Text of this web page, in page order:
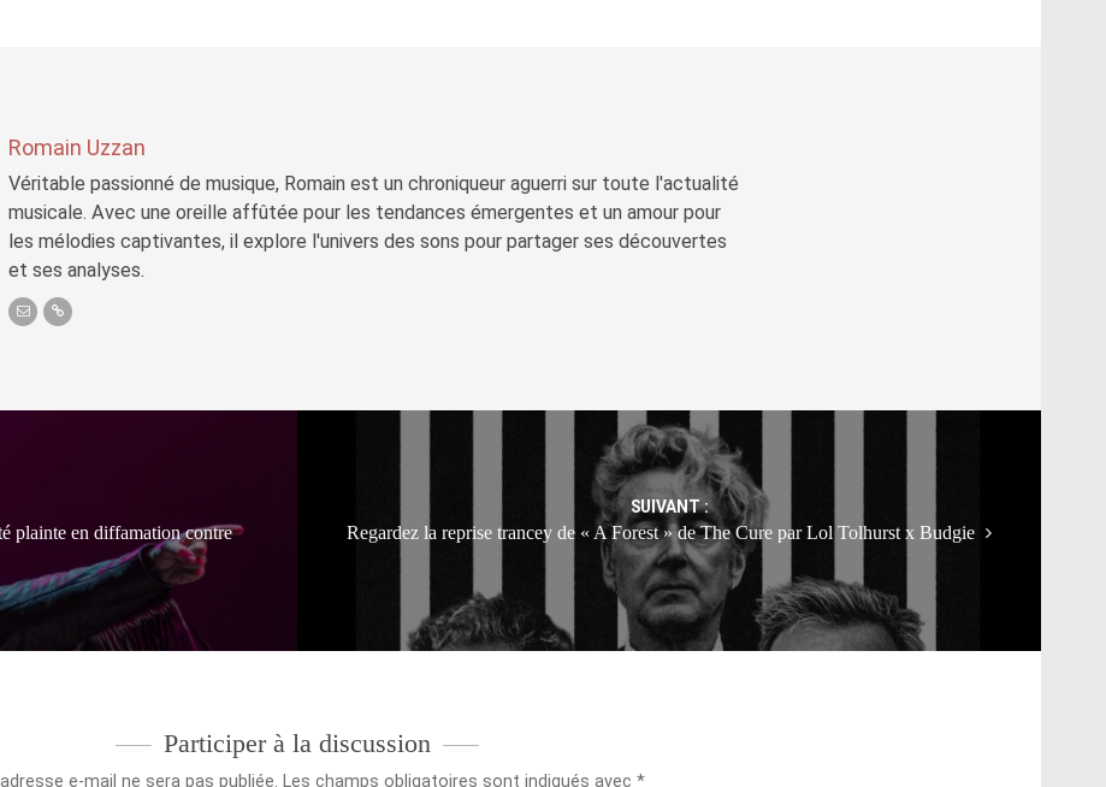
Romain Uzzan
Véritable passionné de musique, Romain est un chroniqueur aguerri sur toute l'actualité
musicale. Avec une oreille affûtée pour les tendances émergentes et un amour pour
les mélodies captivantes, il explore l'univers des sons pour partager ses découvertes
et ses analyses.
plainte en diffamation contre
SUIVANT :
Regardez la reprise trancey de « A Forest » de The Cure par Lol Tolhurst x Budgie
Participer à la discussion
e-mail ne sera pas publiée. Les champs obligatoires sont indiqués avec *